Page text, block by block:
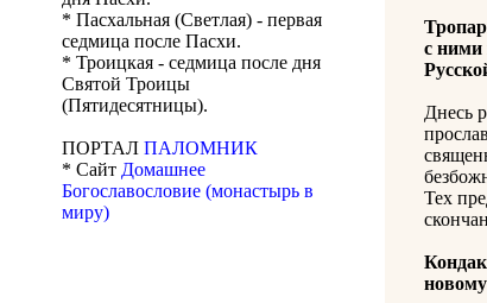
* Пасхальная (Светлая) - первая
седмица после Пасхи.
* Троицкая - седмица после дня
Святой Троицы
(Пятидесятницы).
ПОРТАЛ ПАЛОМНИК
* Сайт Домашнее
Богославословие (монастырь в
миру)
с ними
Днесь
Тех